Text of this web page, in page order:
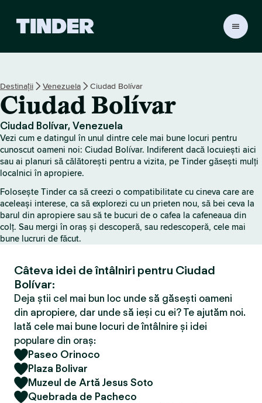
T
i
n
d
e
r
Destinații Venezuela Ciudad Bolívar
Ciudad Bolívar
Ciudad Bolívar, Venezuela
Vezi cum e datingul în unul dintre cele mai bune locuri pentru
cunoscut oameni noi: Ciudad Bolívar. Indiferent dacă locuiești aici
sau ai planuri să călătorești pentru a vizita, pe Tinder găsești mulți
localnici în apropiere.
Folosește Tinder ca să creezi o compatibilitate cu cineva care are
aceleași interese, ca să explorezi cu un prieten nou, să bei ceva la
barul din apropiere sau să te bucuri de o cafea la cafeneaua din
colț. Sau mergi în oraș și descoperă, sau redescoperă, cele mai
bune lucruri de făcut.
Câteva idei de întâlniri pentru Ciudad
Bolívar:
Deja știi cel mai bun loc unde să găsești oameni
din apropiere, dar unde să ieși cu ei? Te ajutăm noi.
Iată cele mai bune locuri de întâlnire și idei
populare din oraș:
Paseo Orinoco
Plaza Bolivar
Muzeul de Artă Jesus Soto
Quebrada de Pacheco